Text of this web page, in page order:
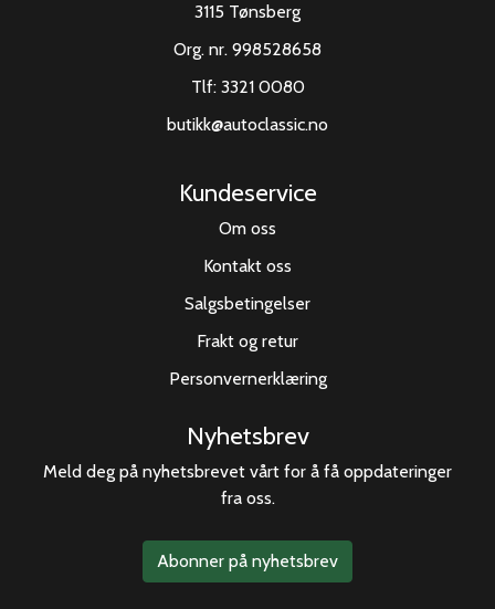
3115 Tønsberg
Org. nr. 998528658
Tlf: 3321 0080
butikk@autoclassic.no
Kundeservice
Om oss
Kontakt oss
Salgsbetingelser
Frakt og retur
Personvernerklæring
Nyhetsbrev
Meld deg på nyhetsbrevet vårt for å få oppdateringer
fra oss.
Abonner på nyhetsbrev